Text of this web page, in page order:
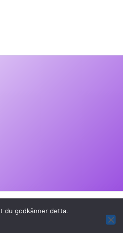
du godkänner detta.